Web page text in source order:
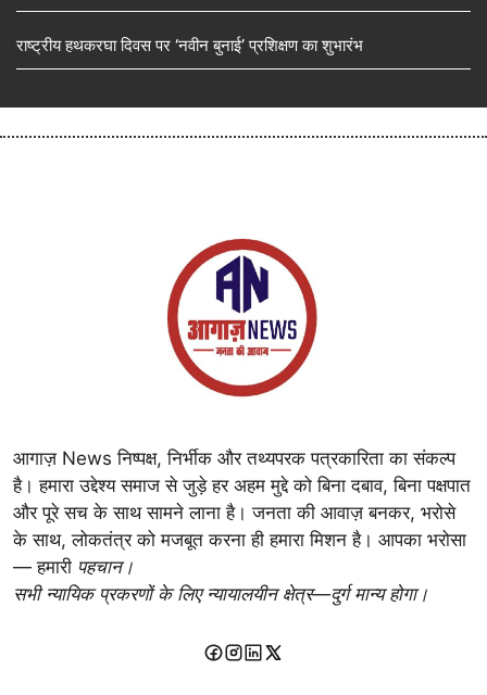
राष्ट्रीय हथकरघा दिवस पर ‘नवीन बुनाई’ प्रशिक्षण का शुभारंभ
आगाज़ News निष्पक्ष, निर्भीक और तथ्यपरक पत्रकारिता का संकल्प
है। हमारा उद्देश्य समाज से जुड़े हर अहम मुद्दे को बिना दबाव, बिना पक्षपात
और पूरे सच के साथ सामने लाना है। जनता की आवाज़ बनकर, भरोसे
के साथ, लोकतंत्र को मजबूत करना ही हमारा मिशन है। आपका भरोसा
— हमारी पहचान।
सभी न्यायिक प्रकरणों के लिए न्यायालयीन क्षेत्र—दुर्ग मान्य होगा।